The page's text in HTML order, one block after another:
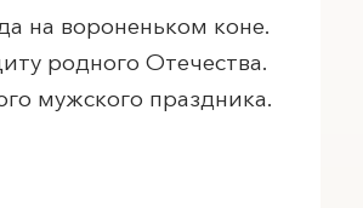
на вороненьком коне.
родного Отечества.
мужского праздника.